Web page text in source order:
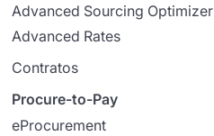
Advanced Sourcing Optimizer
Advanced Rates
Contratos
Procure-to-Pay
eProcurement